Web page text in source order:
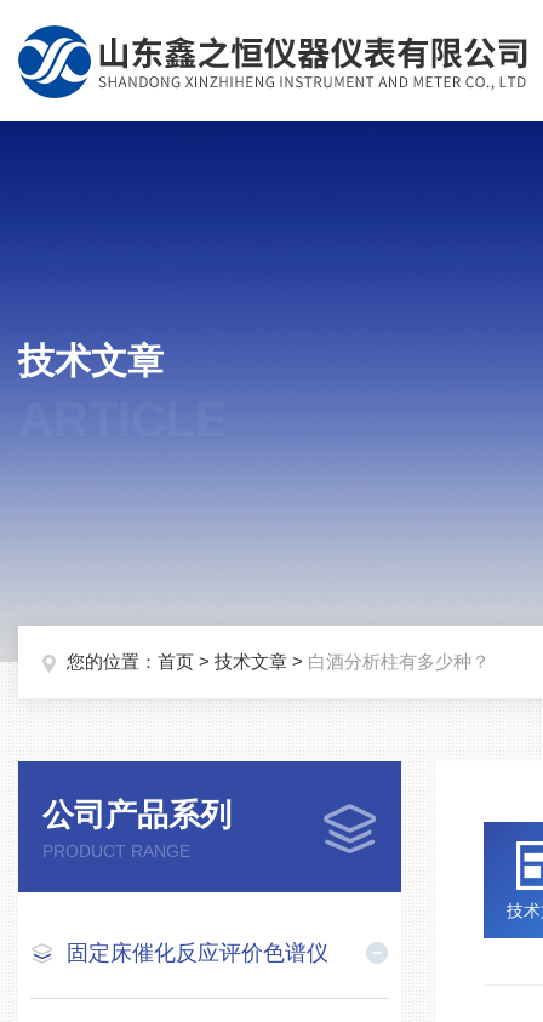
技术文章
您的位置： 首页 > 技术文章 > 白酒分析柱有多少种？
公司产品系列
PRODUCT RANGE
固定床催化反应评价色谱仪
技